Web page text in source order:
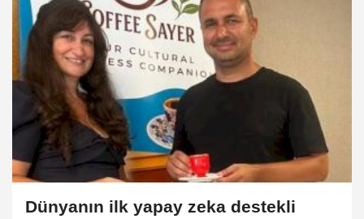
Dünyanın ilk yapay zeka destekli